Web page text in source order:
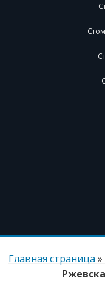
Главная страница »